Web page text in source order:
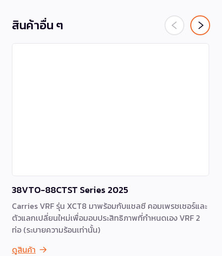
สินค้าอื่น ๆ
38VTO-88CTST Series 2025
Carries VRF รุ่น XCT8 มาพร้อมกับแชลซี คอมเพรชเซอร์และ
ตัวแลกเปลี่ยนใหม่เพื่อมอบประสิทธิภาพที่กำหนดเอง VRF 2
ท่อ (ระบายความร้อนเท่านั้น)
ดูสินค้า